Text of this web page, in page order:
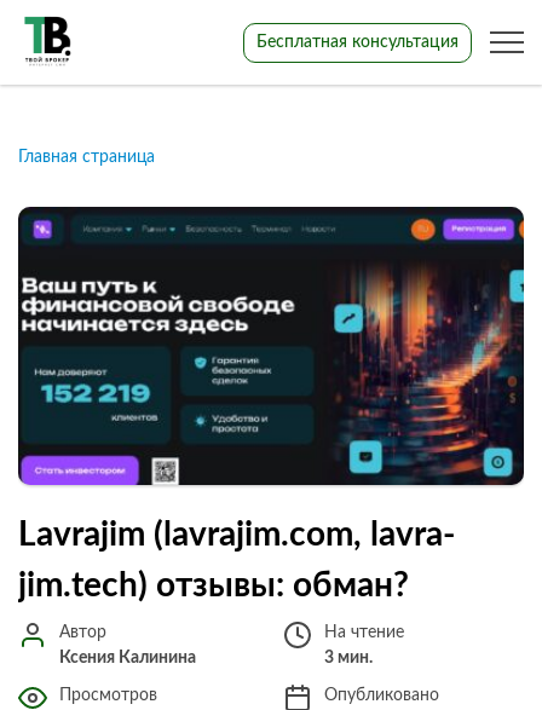
Бесплатная консультация
Главная страница
Lavrajim (lavrajim.com, lavra-
jim.tech) отзывы: обман?
Автор
Ксения Калинина
На чтение
3 мин.
Просмотров
Опубликовано